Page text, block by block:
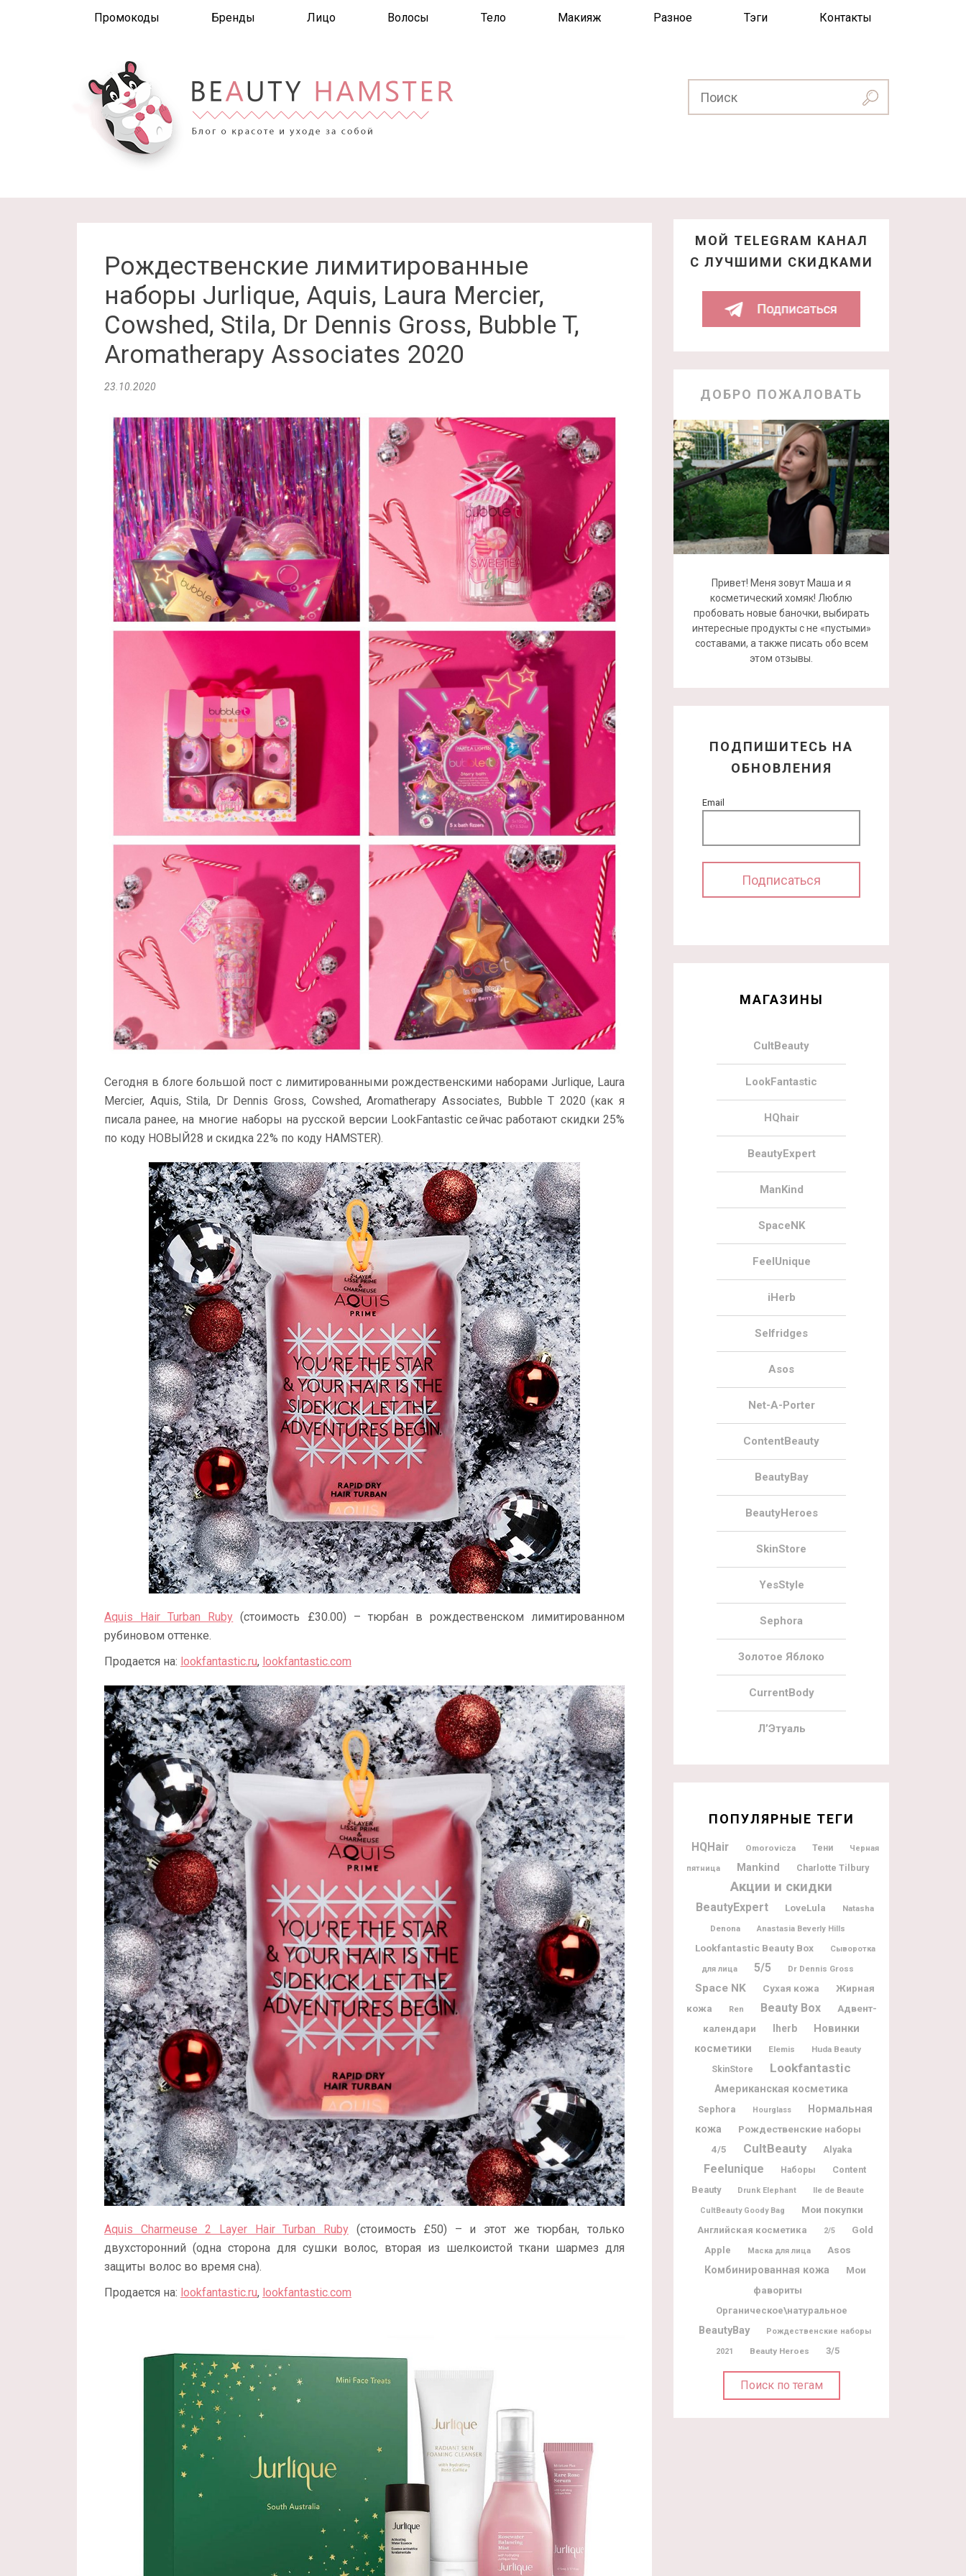
Промокоды Бренды Лицо Волосы Тело Макияж Разное Тэги Контакты
Рождественские лимитированные
наборы Jurlique, Aquis, Laura Mercier,
Cowshed, Stila, Dr Dennis Gross, Bubble T,
Aromatherapy Associates 2020
23.10.2020
Сегодня в блоге большой пост с лимитированными рождественскими наборами Jurlique, Laura
Mercier, Aquis, Stila, Dr Dennis Gross, Cowshed, Aromatherapy Associates, Bubble T 2020 (как я
писала ранее, на многие наборы на русской версии LookFantastic сейчас работают скидки 25%
по коду НОВЫЙ28 и скидка 22% по коду HAMSTER).
Aquis Hair Turban Ruby (стоимость £30.00) – тюрбан в рождественском лимитированном
рубиновом оттенке.
Продается на: lookfantastic.ru, lookfantastic.com
Aquis Charmeuse 2 Layer Hair Turban Ruby(стоимость £50) – и этот же тюрбан, только
двухсторонний (одна сторона для сушки волос, вторая из шелкоистой ткани шармез для
защиты волос во время сна).
Продается на: lookfantastic.ru, lookfantastic.com
МОЙ TELEGRAM КАНАЛ
С ЛУЧШИМИ СКИДКАМИ
ДОБРО ПОЖАЛОВАТЬ
Привет! Меня зовут Маша и я
косметический хомяк! Люблю
пробовать новые баночки, выбирать
интересные продукты с не «пустыми»
составами, а также писать обо всем
этом отзывы.
ПОДПИШИТЕСЬ НА
ОБНОВЛЕНИЯ
Email
МАГАЗИНЫ
CultBeauty
LookFantastic
HQhair
BeautyExpert
ManKind
SpaceNK
FeelUnique
iHerb
Selfridges
Asos
Net-A-Porter
ContentBeauty
BeautyBay
BeautyHeroes
SkinStore
YesStyle
Sephora
Золотое Яблоко
CurrentBody
Л’Этуаль
ПОПУЛЯРНЫЕ ТЕГИ
HQHair Omorovicza Тени Черная
пятница Mankind Charlotte Tilbury
Акции и скидки
BeautyExpert LoveLula
Natasha
Denona
Anastasia Beverly Hills
Lookfantastic Beauty Box Сыворотка
для лица 5/5 Dr Dennis Gross
Space NK Сухая кожа
Жирная
кожа
Ren Beauty Box
Адвент-
календари
Iherb
Новинки
косметики
Elemis
Huda Beauty
SkinStore
Lookfantastic
Американская косметика
Sephora Hourglass
Нормальная
кожа
Рождественские наборы
4/5 CultBeauty Alyaka
Feelunique Наборы
Content
Beauty
Drunk Elephant Ile de Beaute
CultBeauty Goody Bag Мои покупки
Английская косметика 2/5
Gold
Apple
Маска для лица Asos
Комбинированная кожа
Мои
фавориты
Органическое\натуральное
BeautyBay Рождественские наборы
2021 Beauty Heroes 3/5
Поиск по тегам